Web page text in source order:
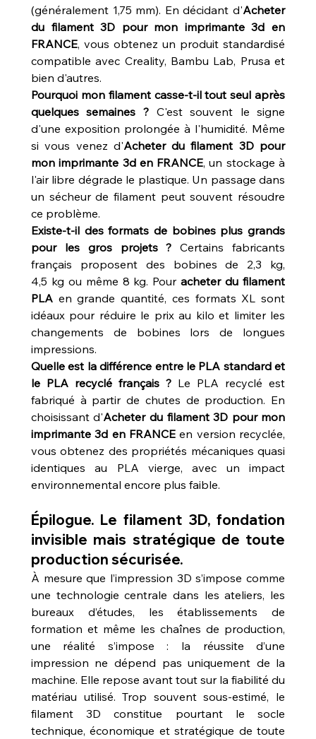
(généralement 1,75 mm). En décidant d'Acheter
du filament 3D pour mon imprimante 3d en
FRANCE, vous obtenez un produit standardisé
compatible avec Creality, Bambu Lab, Prusa et
bien d'autres.
Pourquoi mon filament casse-t-il tout seul après
quelques semaines ? C'est souvent le signe
d'une exposition prolongée à l'humidité. Même
si vous venez d'Acheter du filament 3D pour
mon imprimante 3d en FRANCE, un stockage à
l'air libre dégrade le plastique. Un passage dans
un sécheur de filament peut souvent résoudre
ce problème.
Existe-t-il des formats de bobines plus grands
pour les gros projets ? Certains fabricants
français proposent des bobines de 2,3 kg,
4,5 kg ou même 8 kg. Pour acheter du filament
PLA en grande quantité, ces formats XL sont
idéaux pour réduire le prix au kilo et limiter les
changements de bobines lors de longues
impressions.
Quelle est la différence entre le PLA standard et
le PLA recyclé français ? Le PLA recyclé est
fabriqué à partir de chutes de production. En
choisissant d'Acheter du filament 3D pour mon
imprimante 3d en FRANCE en version recyclée,
vous obtenez des propriétés mécaniques quasi
identiques au PLA vierge, avec un impact
environnemental encore plus faible.
Épilogue. Le filament 3D, fondation
invisible mais stratégique de toute
production sécurisée.
À mesure que l’impression 3D s’impose comme
une technologie centrale dans les ateliers, les
bureaux d’études, les établissements de
formation et même les chaînes de production,
une réalité s’impose : la réussite d’une
impression ne dépend pas uniquement de la
machine. Elle repose avant tout sur la fiabilité du
matériau utilisé. Trop souvent sous-estimé, le
filament 3D constitue pourtant le socle
technique, économique et stratégique de toute